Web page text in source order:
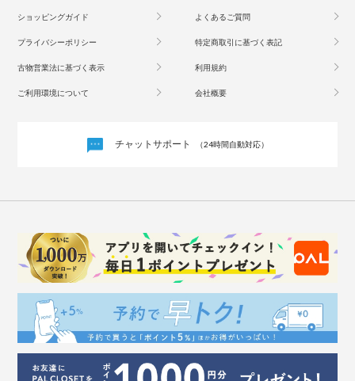
ショッピングガイド よくあるご質問
プライバシーポリシー 特定商取引に基づく表記
古物営業法に基づく表示 利用規約
ご利用環境について 会社概要
チャットサポート （24時間自動対応）